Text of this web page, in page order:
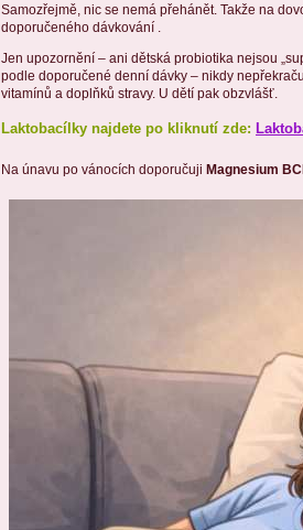
Samozřejmě, nic se nemá přehánět. Takže na
doporučeného dávkování .
Jen upozornění – ani dětská probiotika nejsou
podle doporučené denní dávky – nikdy
vitamínů a doplňků stravy. U dětí pak obzvlášť.
Laktobacílky najdete po kliknutí zde:
Na únavu po vánocích doporučuji Magnesium